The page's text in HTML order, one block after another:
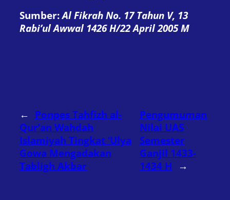
Sumber:Al Fikrah No. 17 Tahun V, 13
Rabi’ul Awwal 1426 H/22 April 2005 M
← Ponpes Tahfizh al-
Qur’an Wahdah
Islamiyah Tingkat ‘Ulya
Gowa Mengadakan
Tabligh Akbar
Pengumuman
Nilai UAS
Semester
Ganjil 1433-
1434 H
→